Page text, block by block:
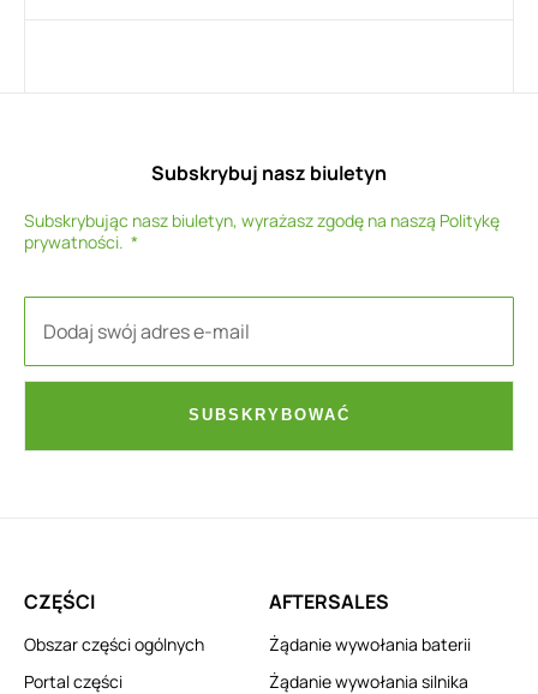
Subskrybuj nasz biuletyn
Subskrybując nasz biuletyn, wyrażasz zgodę na naszą Politykę
prywatności.
SUBSKRYBOWAĆ
CZĘŚCI
Obszar części ogólnych
Portal części
AFTERSALES
Żądanie wywołania baterii
Żądanie wywołania silnika